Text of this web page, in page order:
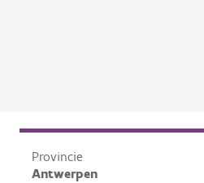
Provincie
Antwerpen